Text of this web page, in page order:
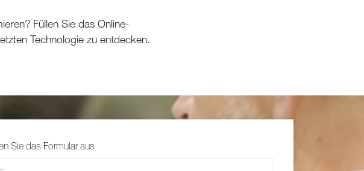
Füllen Sie das Online-
Technologie zu entdecken.
Sie das Formular aus
name*
(required)